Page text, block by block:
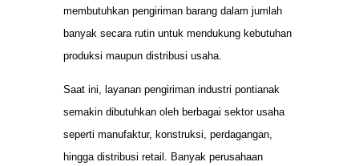
membutuhkan pengiriman barang dalam jumlah
banyak secara rutin untuk mendukung kebutuhan
produksi maupun distribusi usaha.
Saat ini, layanan pengiriman industri pontianak
semakin dibutuhkan oleh berbagai sektor usaha
seperti manufaktur, konstruksi, perdagangan,
hingga distribusi retail. Banyak perusahaan